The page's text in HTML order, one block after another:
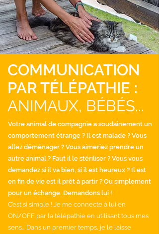
COMMUNICATION
PAR TÉLÉPATHIE :
ANIMAUX, BÉBÉS...
Votre animal de compagnie a soudainement un
comportement étrange ? Il est malade ? Vous
allez déménager ? Vous aimeriez prendre un
autre animal ? Faut il le stériliser ? Vous vous
demandez si il va bien, si il est heureux ? Il est
en fin de vie est il prêt à partir ? Ou simplement
pour un échange. Demandons lui !
C’est si simple ! Je me connecte à lui en
ON/OFF par la télépathie en utilisant tous mes
sens… Dans un premier temps, je le laisse